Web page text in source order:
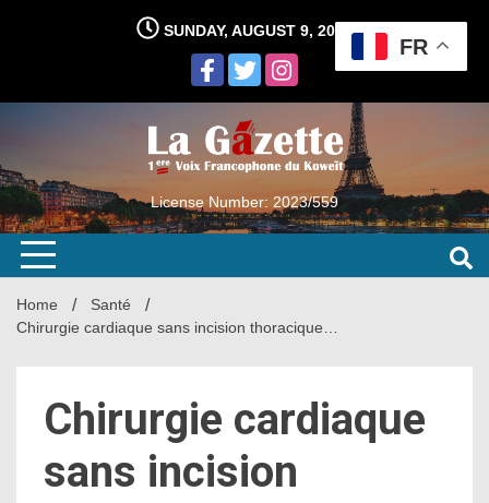
SUNDAY, AUGUST 9, 2026
License Number: 2023/559
Home
Santé
Chirurgie cardiaque sans incision thoracique…
Chirurgie cardiaque
sans incision
FR